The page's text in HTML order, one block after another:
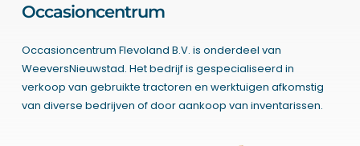
Occasioncentrum
Occasioncentrum Flevoland B.V. is onderdeel van
WeeversNieuwstad. Het bedrijf is gespecialiseerd in
verkoop van gebruikte tractoren en werktuigen afkomstig
van diverse bedrijven of door aankoop van inventarissen.